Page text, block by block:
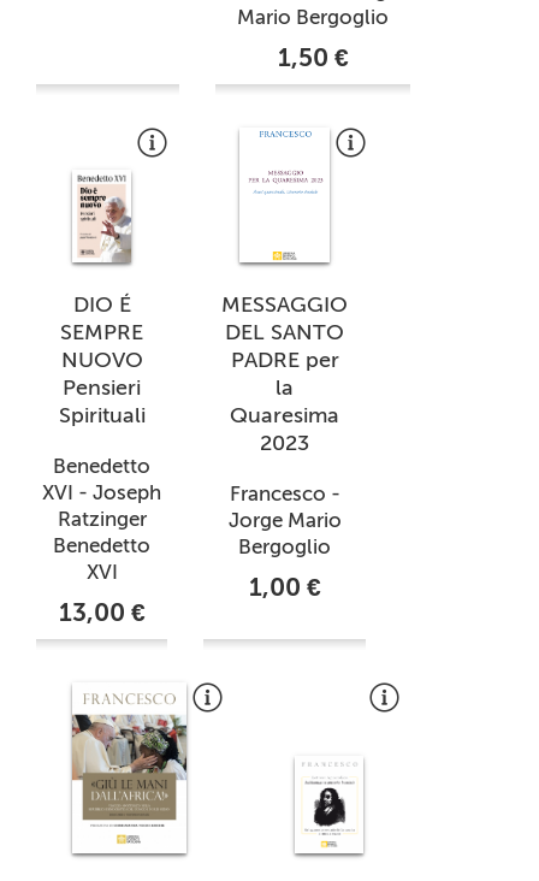
Mario Bergoglio
1,50 €
DIO É
SEMPRE
NUOVO
Pensieri
Spirituali
Benedetto
XVI - Joseph
Ratzinger
Benedetto
XVI
13,00 €
MESSAGGIO
DEL SANTO
PADRE per
la
Quaresima
2023
Francesco -
Jorge Mario
Bergoglio
1,00 €